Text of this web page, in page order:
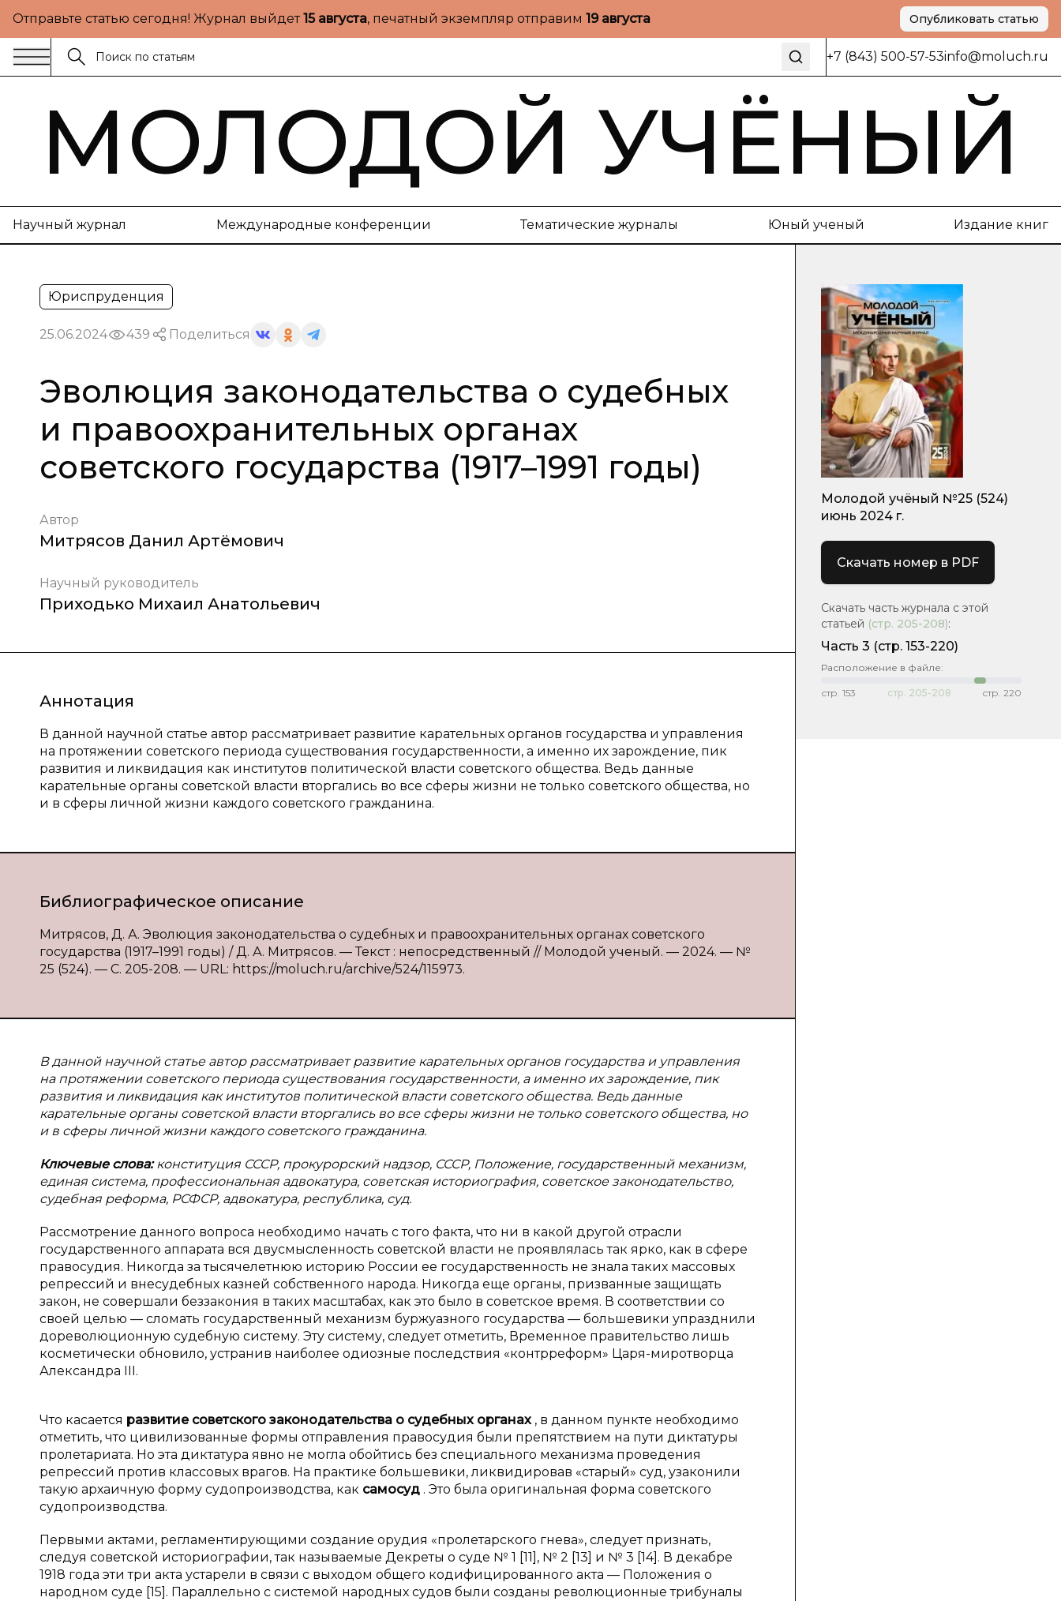
Отправьте статью сегодня! Журнал выйдет15 августа, печатный экземпляр отправим 19 августа Опубликовать статью
+7 (843) 500-57-53info@moluch.ru
МОЛОДОЙ УЧЁНЫЙ
Научный журнал Международные конференции Тематические журналы Юный ученый Издание книг
Юриспруденция
25.06.2024 439 Поделиться
Эволюция законодательства о судебных
и правоохранительных органах
советского государства (1917–1991 годы)
Автор
Митрясов Данил Артёмович
Научный руководитель
Приходько Михаил Анатольевич
Аннотация
В данной научной статье автор рассматривает развитие карательных органов государства и управления
на протяжении советского периода существования государственности, а именно их зарождение, пик
развития и ликвидация как институтов политической власти советского общества. Ведь данные
карательные органы советской власти вторгались во все сферы жизни не только советского общества, но
и в сферы личной жизни каждого советского гражданина.
Библиографическое описание
Митрясов, Д. А. Эволюция законодательства о судебных и правоохранительных органах советского
государства (1917–1991 годы) / Д. А. Митрясов. — Текст : непосредственный // Молодой ученый. — 2024. — №
25 (524). — С. 205-208. — URL: https://moluch.ru/archive/524/115973.
В данной научной статье автор рассматривает развитие карательных органов государства и управления
на протяжении советского периода существования государственности, а именно их зарождение, пик
развития и ликвидация как институтов политической власти советского общества. Ведь данные
карательные органы советской власти вторгались во все сферы жизни не только советского общества, но
и в сферы личной жизни каждого советского гражданина.
Ключевые слова:конституция СССР, прокурорский надзор, СССР, Положение, государственный механизм,
единая система, профессиональная адвокатура, советская историография, советское законодательство,
судебная реформа, РСФСР, адвокатура, республика, суд.
Рассмотрение данного вопроса необходимо начать с того факта, что ни в какой другой отрасли
государственного аппарата вся двусмысленность советской власти не проявлялась так ярко, как в сфере
правосудия. Никогда за тысячелетнюю историю России ее государственность не знала таких массовых
репрессий и внесудебных казней собственного народа. Никогда еще органы, призванные защищать
закон, не совершали беззакония в таких масштабах, как это было в советское время. В соответствии со
своей целью — сломать государственный механизм буржуазного государства — большевики упразднили
дореволюционную судебную систему. Эту систему, следует отметить, Временное правительство лишь
косметически обновило, устранив наиболее одиозные последствия «контрреформ» Царя-миротворца
Александра III.
Что касается развитие советского законодательства о судебных органах , в данном пункте необходимо
отметить, что цивилизованные формы отправления правосудия были препятствием на пути диктатуры
пролетариата. Но эта диктатура явно не могла обойтись без специального механизма проведения
репрессий против классовых врагов. На практике большевики, ликвидировав «старый» суд, узаконили
такую архаичную форму судопроизводства, как самосуд . Это была оригинальная форма советского
судопроизводства.
Первыми актами, регламентирующими создание орудия «пролетарского гнева», следует признать,
следуя советской историографии, так называемые Декреты о суде № 1 [11], № 2 [13] и № 3 [14]. В декабре
1918 года эти три акта устарели в связи с выходом общего кодифицированного акта — Положения о
народном суде [15]. Параллельно с системой народных судов были созданы революционные трибуналы
Молодой учёный №25 (524)
июнь 2024 г.
Скачать номер в PDF
Скачать часть журнала с этой
статьей (стр. 205-208):
Часть 3 (стр. 153-220)
Расположение в файле:
стр. 153 стр. 205-208 стр. 220